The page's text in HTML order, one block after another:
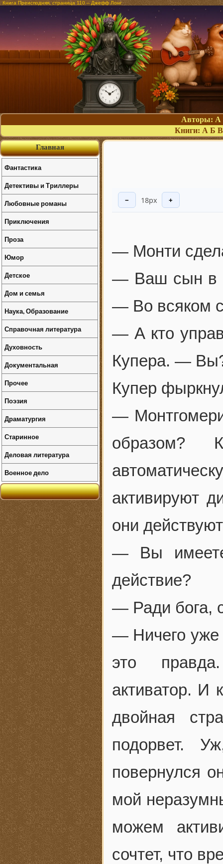
Книга Преисподняя, страница 110 – Джефф Лонг
Авторы: А
Книги: А Б В
− 18px +
— Монти
— Ваш сын в
— Во всяком
— А кто
Купера. —
Купер
—
образом?
активируют
они
— Вы
действие?
— Ради бога,
— Ничего
это
активатор. И
двойная
подорвет.
повернулся
мой
можем
сочтет, что
Главная
Фантастика
Детективы и Триллеры
Любовные романы
Приключения
Проза
Юмор
Детское
Дом и семья
Наука, Образование
Справочная литература
Духовность
Документальная
Прочее
Поэзия
Драматургия
Старинное
Деловая литература
Военное дело